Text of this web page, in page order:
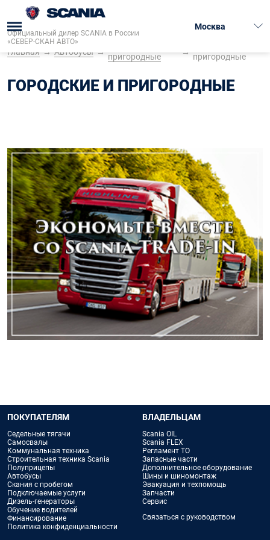
Официальный дилер SCANIA в России
«СЕВЕР-СКАН АВТО»
Москва
Главная → Автобусы →
пригородные
→
пригородные
ГОРОДСКИЕ И ПРИГОРОДНЫЕ
ПОКУПАТЕЛЯМ
Седельные тягачи
Самосвалы
Коммунальная техника
Строительная техника Scania
Полуприцепы
Автобусы
Скания с пробегом
Подключаемые услуги
Дизель-генераторы
Обучение водителей
Финансирование
Политика конфиденциальности
ВЛАДЕЛЬЦАМ
Scania OIL
Scania FLEX
Регламент ТО
Запасные части
Дополнительное оборудование
Шины и шиномонтаж
Эвакуация и техпомощь
Запчасти
Сервис
Связаться с руководством